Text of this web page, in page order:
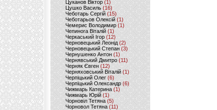
Цуканов Віктор (1)
Цушко Василь (16)
Чеботарь Сергій (15)
Чеботарьов Олексій (1)
Чемерис Володимир (1)
Чепинога Віталій (1)
Черкаський Ігор (12)
Черновецький Леонід(2)
Черновецький Степан (3)
Чернушенко Антон (1)
Чернявський Дмитро(11)
Черняк Євген(12)
Черняховський Віталій (1)
Черпіцький Олег (6)
Черпіцький Олександр (6)
Чижмарь Катерина (1)
Чижмарь Юрій (1)
Чорновіл Тетяна (5)
Чорновол Тетяна (11)